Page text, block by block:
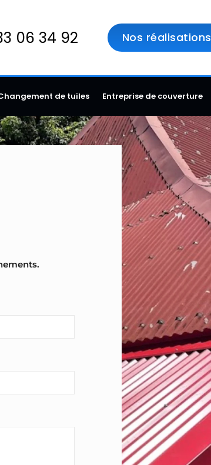
06 34 92 Nos réalisations
de tuiles Entreprise de couverture